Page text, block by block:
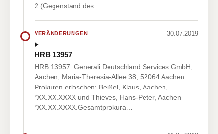
2 (Gegenstand des …
VERÄNDERUNGEN 30.07.2019
HRB 13957
HRB 13957: Generali Deutschland Services GmbH,
Aachen, Maria-Theresia-Allee 38, 52064 Aachen.
Prokuren erloschen: Beißel, Klaus, Aachen,
*XX.XX.XXXX und Thieves, Hans-Peter, Aachen,
*XX.XX.XXXX.Gesamtprokura…